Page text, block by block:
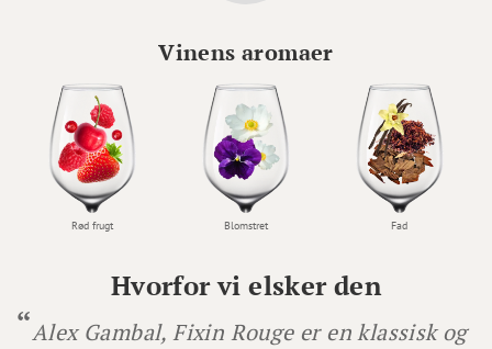
Hvorfor vi elsker den
Alex Gambal, Fixin Rouge er en klassisk og
Vinens aromaer
Rød frugt Blomstret Fad